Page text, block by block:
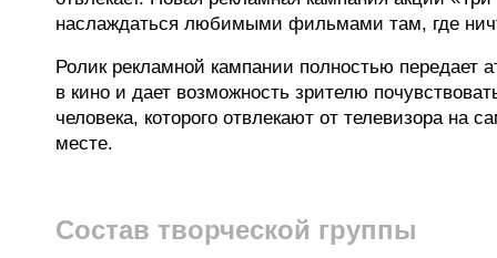
наслаждаться любимыми фильмами там, где
Ролик рекламной кампании полностью передает
в кино и дает возможность зрителю
человека, которого отвлекают от телевизора на
месте.
Состав творческой группы